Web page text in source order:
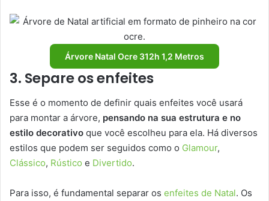
Árvore Natal Ocre 312h 1,2 Metros
3. Separe os enfeites
Esse é o momento de definir quais enfeites você usará
para montar a árvore, pensando na sua estrutura e no
estilo decorativo que você escolheu para ela. Há diversos
estilos que podem ser seguidos como o Glamour,
Clássico, Rústico e Divertido.
Para isso, é fundamental separar os enfeites de Natal. Os